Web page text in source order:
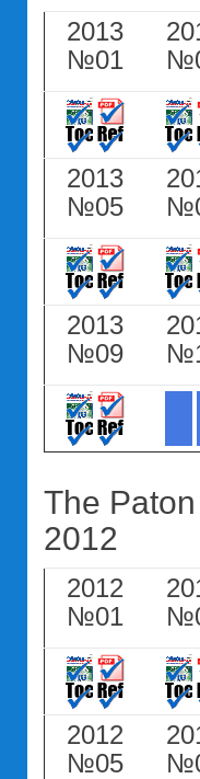
2013
№01
2013
№05
2013
№09
The
2012
2012
№01
2012
№05